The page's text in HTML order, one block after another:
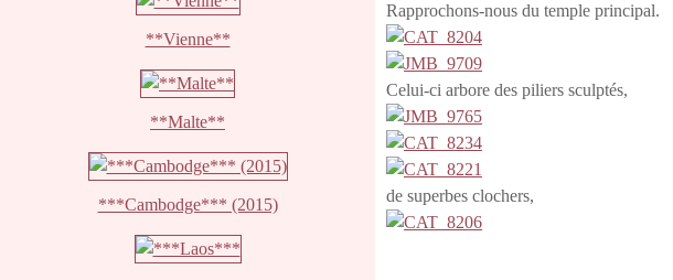
**Vienne**
**Malte**
***Cambodge*** (2015)
Rapprochons-nous du temple principal.
Celui-ci arbore des piliers sculptés,
de superbes clochers,